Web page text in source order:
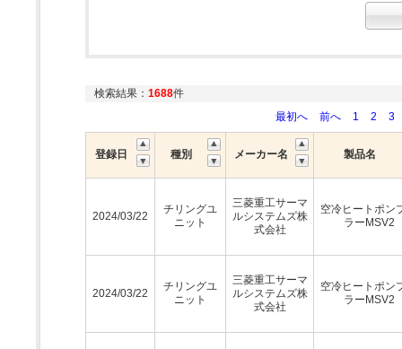
検索結果： 1688件
最初へ
前へ 1 2 3
登録日 種別 メーカー名 製品名
2024/03/22
チリングユ
ニット
三菱重工サーマ
ルシステムズ株
式会社
空冷ヒートポン
ラーMSV2
2024/03/22
チリングユ
ニット
三菱重工サーマ
ルシステムズ株
式会社
空冷ヒートポン
ラーMSV2